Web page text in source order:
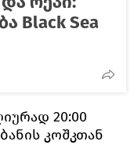
Black Sea
20:00
კოშკთან